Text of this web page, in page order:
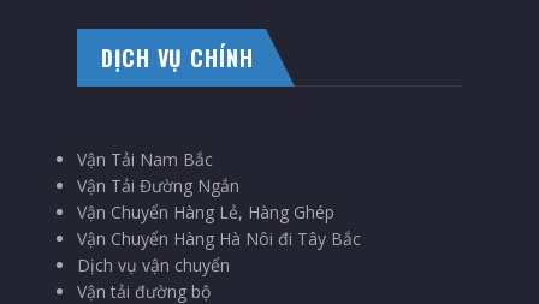
DỊCH VỤ CHÍNH
Vận Tải Nam Bắc
Vận Tải Đường Ngắn
Vận Chuyển Hàng Lẻ, Hàng Ghép
Vận Chuyển Hàng Hà Nôi đi Tây Bắc
Dịch vụ vận chuyển
Vận tải đường bộ